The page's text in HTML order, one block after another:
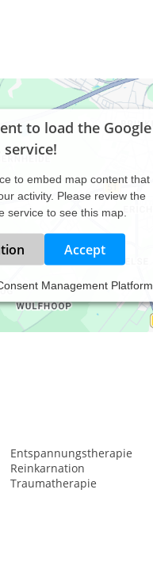
to load the Google
service!
to embed map content that
activity. Please review the
service to see this map.
Accept
Management Platform
/ Reinkarnationstherapie
Entspannungstherapie
Reinkarnation
Traumatherapie